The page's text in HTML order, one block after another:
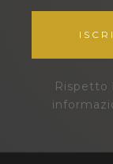
Rispetto